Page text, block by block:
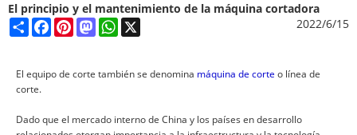
El principio y el mantenimiento de la máquina cortadora
ShareFacebook
PinterestMastodonWhatsApp 2022/6/15
El equipo de corte también se denomina máquina de corte o línea de
corte.
Dado que el mercado interno de China y los países en desarrollo